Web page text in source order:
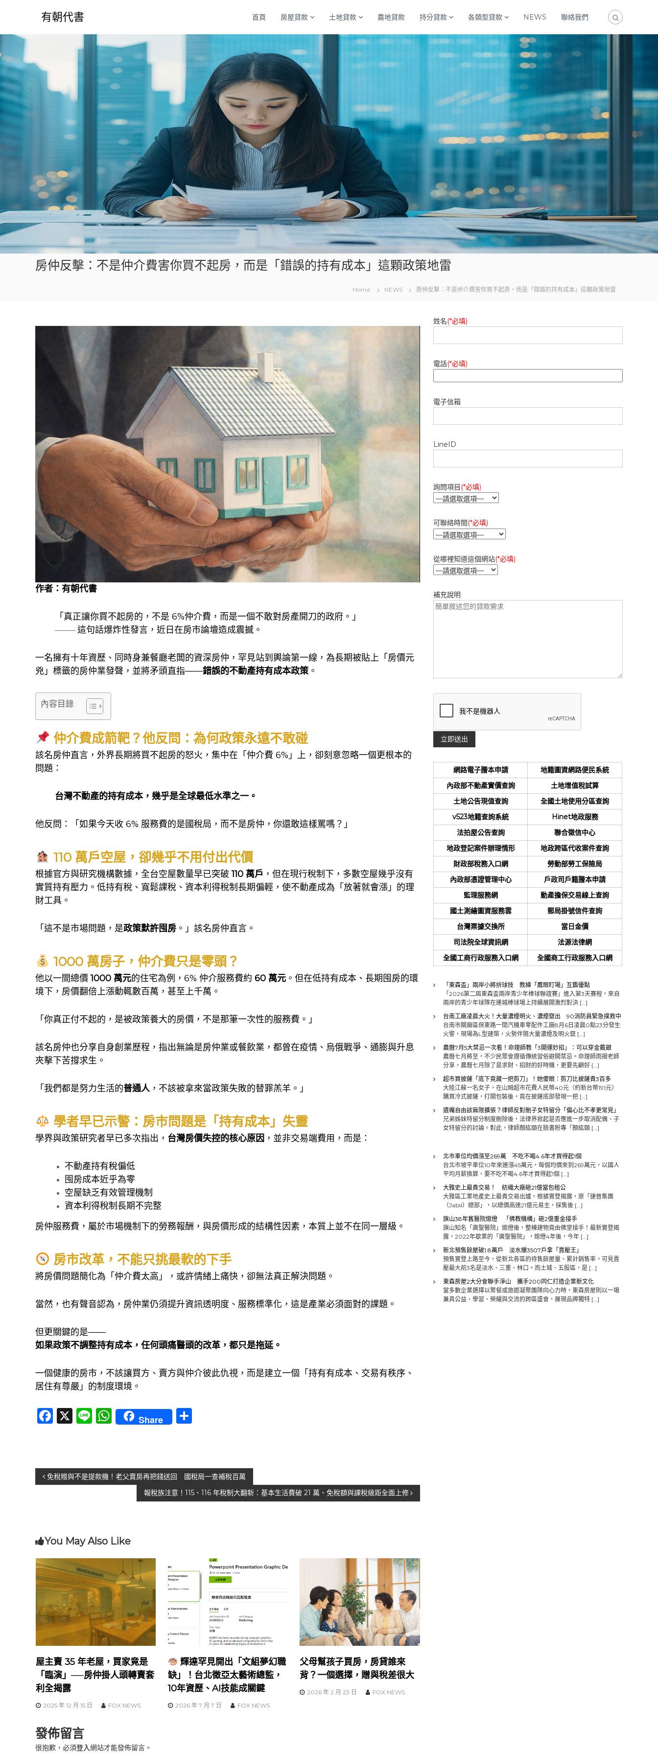
p
o
c
o
n
t
有朝代書 首頁 房屋貸款 土地貸款 農地貸款 持分貸款 各類型貸款 NEWS 聯絡我們
房仲反擊：不是仲介費害你買不起房，而是「錯誤的持有成本」這顆政策地雷
Home NEWS 房仲反擊：不是仲介費害你買不起房，而是「錯誤的持有成本」這顆政策地雷
作者： 有朝代書
「真正讓你買不起房的，不是 6%仲介費，而是一個不敢對房產開刀的政府。」
——— 這句話爆炸性發言，近日在房市論壇造成震撼。
一名擁有十年資歷、同時身兼餐廳老闆的資深房仲，罕見站到輿論第一線，為長期被貼上「房價元
兇」標籤的房仲業發聲，並將矛頭直指——錯誤的不動產持有成本政策。
內容目錄
仲介費成箭靶？他反問：為何政策永遠不敢碰
該名房仲直言，外界長期將買不起房的怒火，集中在「仲介費 6%」上，卻刻意忽略一個更根本的
問題：
台灣不動產的持有成本，幾乎是全球最低水準之一。
他反問：「如果今天收 6% 服務費的是國稅局，而不是房仲，你還敢這樣罵嗎？」
110 萬戶空屋，卻幾乎不用付出代價
根據官方與研究機構數據，全台空屋數量早已突破110 萬戶 ，但在現行稅制下，多數空屋幾乎沒有
實質持有壓力。低持有稅、寬鬆課稅、資本利得稅制長期偏輕，使不動產成為「放著就會漲」的理
財工具。
「這不是市場問題，是政策默許囤房 。」該名房仲直言。
1000 萬房子，仲介費只是零頭？
他以一間總價1000 萬元的住宅為例，6% 仲介服務費約 60 萬元 。但在低持有成本、長期囤房的環
境下，房價翻倍上漲動輒數百萬，甚至上千萬。
「你真正付不起的，是被政策養大的房價，不是那筆一次性的服務費。」
該名房仲也分享自身創業歷程，指出無論是房仲業或餐飲業，都曾在疫情、烏俄戰爭、通膨與升息
夾擊下苦撐求生。
「我們都是努力生活的普通人，不該被拿來當政策失敗的替罪羔羊。」
學者早已示警：房市問題是「持有成本」失靈
學界與政策研究者早已多次指出， 台灣房價失控的核心原因 ，並非交易端費用，而是：
不動產持有稅偏低
囤房成本近乎為零
空屋缺乏有效管理機制
資本利得稅制長期不完整
房仲服務費，屬於市場機制下的勞務報酬，與房價形成的結構性因素，本質上並不在同一層級。
房市改革，不能只挑最軟的下手
將房價問題簡化為「仲介費太高」，或許情緒上痛快，卻無法真正解決問題。
當然，也有聲音認為，房仲業仍須提升資訊透明度、服務標準化，這是產業必須面對的課題。
但更關鍵的是——
如果政策不調整持有成本，任何頭痛醫頭的改革，都只是拖延。
一個健康的房市，不該讓買方、賣方與仲介彼此仇視，而是建立一個「持有有成本、交易有秩序、
居住有尊嚴」的制度環境。
F
b
X
Li W
h
A
Share
文
覽
免稅贈與不是提款機！老父賣房再把錢送回 國稅局一查補稅百萬
報稅族注意！115、116 年稅制大翻新：基本生活費破 21 萬、免稅額與課稅級距全面上修
You May Also Like
屋主賣 35 年老屋，買家竟是
「臨演」──房仲掛人頭轉賣套
利全揭露
2025 年 12 月 15 日 FOX NEWS
輝達罕見開出「文組夢幻職
缺」！台北徵亞太藝術總監，
10年資歷、AI技能成關鍵
2026 年 7 月 7 日 FOX NEWS
父母幫孩子買房，房貸誰來
背？一個選擇，贈與稅差很大
2026 年 2 月 23 日 FOX NEWS
發佈留言
很抱歉，必須登入網站才能發佈留言。
姓名(*必填)
電話(*必填)
電子信箱
LineID
詢問項目 (*必填)
可聯絡時間 (*必填)
從哪裡知道這個網站(*必填)
補充說明
網路電子謄本申請
地籍圖資網路便民系統
內政部不動產實價查詢
土地增值稅試算
土地公告現值查詢
全國土地使用分區查詢
v523地籍查詢系統
Hinet地政服務
法拍屋公告查詢
聯合徵信中心
地政登記案件辦理情形
地政跨區代收案件查詢
財政部稅務入口網
勞動部勞工保險局
內政部憑證管理中心
戶政司戶籍謄本申請
監理服務網
動產擔保交易線上查詢
國土測繪圖資服務雲
郵局掛號信件查詢
台灣票據交換所
當日金價
司法院全球資訊網
法源法律網
全國工商行政服務入口網
全國商工行政服務入口網
「東森盃」兩岸小將拚球技 教練「鷹眼盯場」互鑑優點
「2026第二屆東森盃兩岸青少年棒球聯誼賽」進入第3天賽程，來自
兩岸的青少年球隊在連城棒球場上持續展開激烈對決 […]
台南工廠凌晨大火！大量濃煙明火、濃煙竄出 90消防員緊急撲救中
台南市關廟區保東路一間汽機車零配件工廠8月6日凌晨0點23分發生
火警，現場為L型建築，火勢伴隨大量濃煙及明火竄 […]
農曆7月5大禁忌一次看！命理師教「3開運妙招」：可以穿金戴銀
農曆七月將至，不少民眾會遵循傳統習俗避開禁忌。命理師雨揚老師
分享，農曆七月除了是求財、招財的好時機，更要先顧好 […]
超市買披薩「底下竟藏一把剪刀」！她傻眼：剪刀比披薩貴3百多
大陸江蘇一名女子，在山姆超市花費人民幣40元（約新台幣191元）
購買冷式披薩，打開包裝後，竟在披薩底部發現一把 […]
遺囑自由該無限擴張？律師反對刪子女特留分「偏心比不孝更常見」
兄弟姊妹特留分制度刪除後，法律界掀起是否應進一步取消配偶、子
女特留分的討論。對此，律師顏紘頤在臉書粉專「顏紘頤 […]
北市車位均價漲至269萬 不吃不喝4.6年才買得起1個
台北市坡平車位10年來連漲45萬元，每個均價來到269萬元，以國人
平均月薪換算，要不吃不喝4.6年才買得起1個 […]
大雅史上最貴交易！ 紡織大廠砸21億當包租公
大雅區工業地產史上最貴交易出爐，根據實登揭露，原「捷普集團
（Jabil）總部」，以總價高達21億元易主，採售後 […]
旗山38年舊醫院熄燈 「佛教機構」砸2億重金接手
旗山知名「廣聖醫院」熄燈後，整棟建物竟由佛堂接手！最新實登揭
露，2022年歇業的「廣聖醫院」，熄燈4年後，今年 […]
新北預售餘屋破1.8萬戶 淡水爆3507戶拿「賣壓王」
預售實登上路至今，從新北各區的待售餘屋量、累計銷售率，可見賣
壓最大前3名是淡水、三重、林口。而土城、五股區，是 […]
東森房屋2大分會聯手淨山 攜手200同仁打造企業新文化
當多數企業選擇以聚餐或旅遊凝聚團隊向心力時，東森房屋則以一場
兼具公益、學習、榮耀與交流的跨區盛會，展現品牌獨特 […]